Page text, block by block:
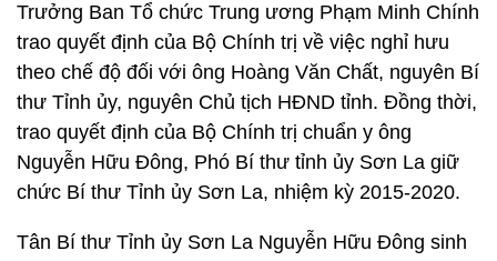
Trưởng Ban Tổ chức Trung ương Phạm Minh Chính
trao quyết định của Bộ Chính trị về việc nghỉ hưu
theo chế độ đối với ông Hoàng Văn Chất, nguyên Bí
thư Tỉnh ủy, nguyên Chủ tịch HĐND tỉnh. Đồng thời,
trao quyết định của Bộ Chính trị chuẩn y ông
Nguyễn Hữu Đông, Phó Bí thư tỉnh ủy Sơn La giữ
chức Bí thư Tỉnh ủy Sơn La, nhiệm kỳ 2015-2020.
Tân Bí thư Tỉnh ủy Sơn La Nguyễn Hữu Đông sinh